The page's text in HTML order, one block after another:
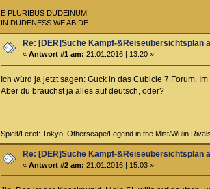
E PLURIBUS DUDEINUM
IN DUDENESS WE ABIDE
Re: [DER]Suche Kampf-&Reiseübersichtsplan
«Antwort #1 am: 21.01.2016 | 13:20 »
Ich würd ja jetzt sagen: Guck in das Cubicle 7 Forum.
Aber du brauchst ja alles auf deutsch, oder?
Spielt/Leitet: Tokyo: Otherscape/Legend in the Mist/Wulin Rivals
Re: [DER]Suche Kampf-&Reiseübersichtsplan
«Antwort #2 am: 21.01.2016 | 15:03 »